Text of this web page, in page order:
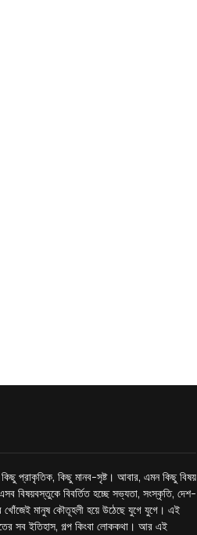
প্রাকৃতিক, কিছু মানব-সৃষ্ট। আবার, এমন কিছু বিষয়
বিষয়বস্তুকে বিবর্তিত হচ্ছে সভ্যতা, সংস্কৃতি, দেশ-
খোঁজেই মানুষ কৌতূহলী হয়ে উঠেছে যুগে যুগে। এই
সব ইতিহাস, গল্প কিংবা লোককথা। আর এই